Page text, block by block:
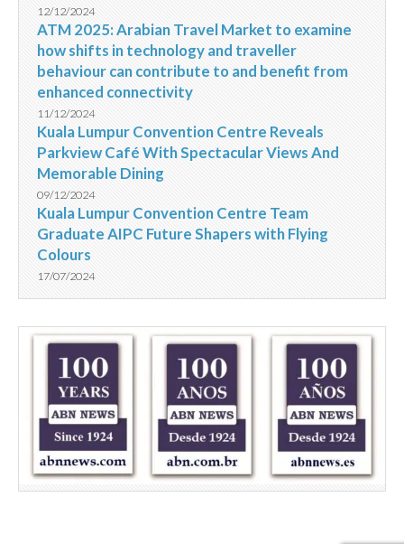
12/12/2024
ATM 2025: Arabian Travel Market to examine
how shifts in technology and traveller
behaviour can contribute to and benefit from
enhanced connectivity
11/12/2024
Kuala Lumpur Convention Centre Reveals
Parkview Café With Spectacular Views And
Memorable Dining
09/12/2024
Kuala Lumpur Convention Centre Team
Graduate AIPC Future Shapers with Flying
Colours
17/07/2024